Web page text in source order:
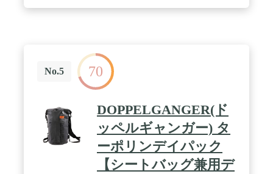
No.5 70
DOPPELGANGER(ド
ッペルギャンガー) タ
ーポリンデイパック
【シートバッグ兼用デ